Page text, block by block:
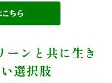
ちら
ーンと共に生き
選択肢